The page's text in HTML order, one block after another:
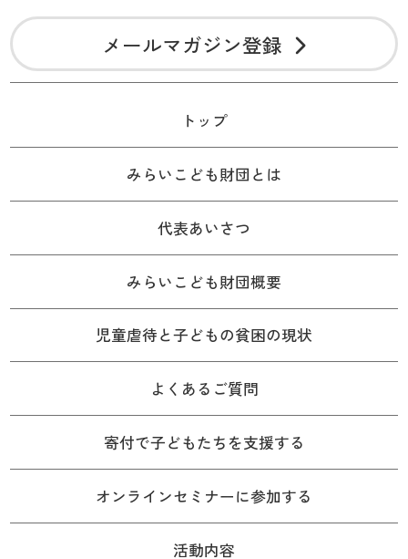
メールマガジン登録
トップ
みらいこども財団とは
代表あいさつ
みらいこども財団概要
児童虐待と子どもの貧困の現状
よくあるご質問
寄付で子どもたちを支援する
オンラインセミナーに参加する
活動内容